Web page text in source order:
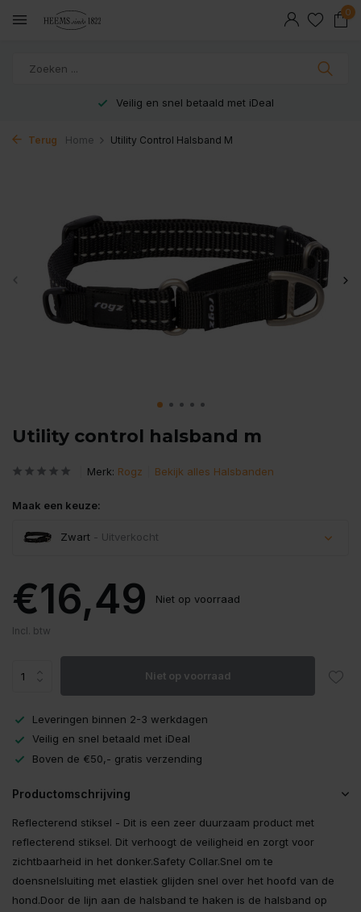
0
Veilig en snel betaald met iDeal
Terug Home Utility Control Halsband M
Utility control halsband m
Merk: Rogz Bekijk alles Halsbanden
Maak een keuze:
Zwart - Uitverkocht
€16,49 Niet op voorraad
Incl. btw
Niet op voorraad
Leveringen binnen 2-3 werkdagen
Veilig en snel betaald met iDeal
Boven de €50,- gratis verzending
Productomschrijving
Reflecterend stiksel - Dit is een zeer duurzaam product met
reflecterend stiksel. Dit verhoogt de veiligheid en zorgt voor
zichtbaarheid in het donker.Safety Collar.Snel om te
doensnelsluiting met elastiek glijden snel over het hoofd van de
hond.Door de lijn aan de halsband te haken is de halsband op